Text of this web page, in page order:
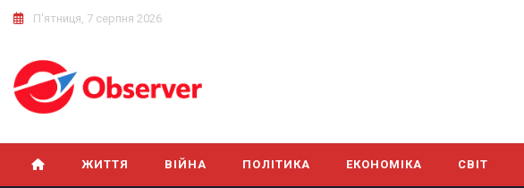
П'ятниця, 7 серпня 2026
ЖИТТЯ ВІЙНА ПОЛІТИКА ЕКОНОМІКА СВІТ